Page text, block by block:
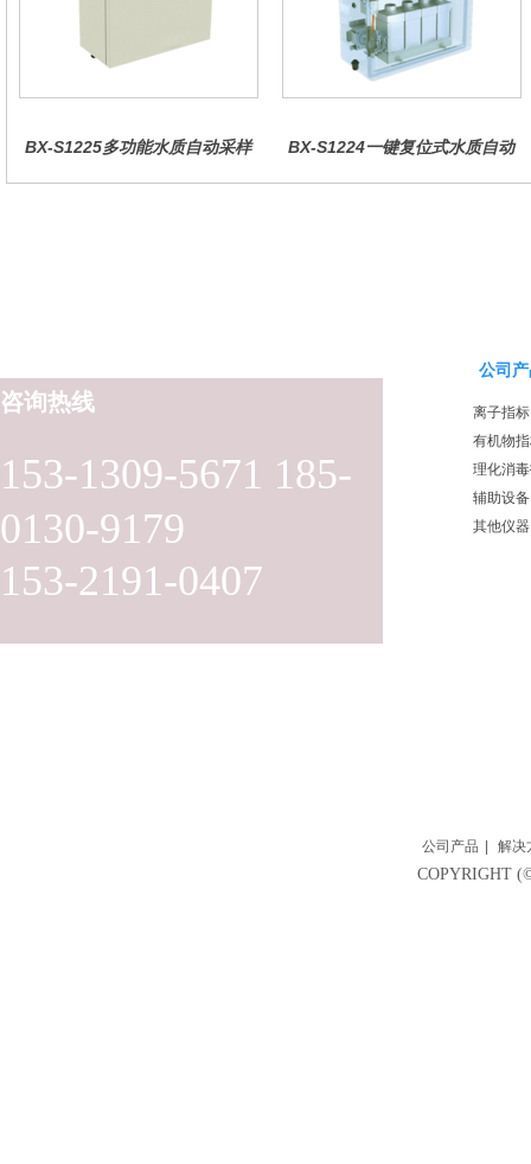
BX-S1225多功能水质自动采样
BX-S1224一键复位式水质自动
153-1309-5671 185-
0130-9179
153-2191-0407
咨询热线
公司
离子指标
有机物
理化消
辅助设备
其他仪器
公司产品 解决
COPYRIGHT